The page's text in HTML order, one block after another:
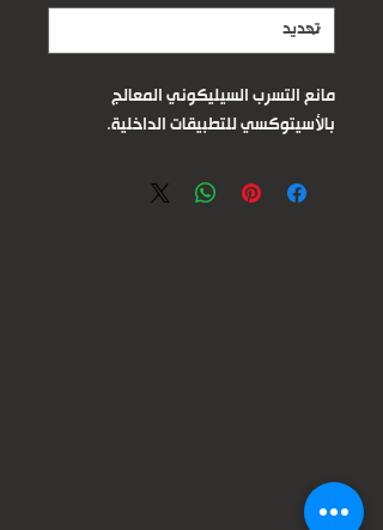
مانع التسرب السيليكوني المعالج
بالأسيتوكسي للتطبيقات الداخلية.